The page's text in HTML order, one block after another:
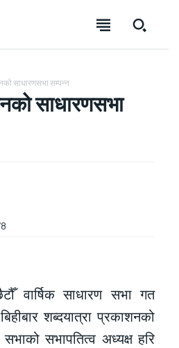
साधारणसभा सम्पन्न
साधारणसभा
वार्षिक साधारण सभा गत
शब्दयात्रा प्रकाशनको
सभापतित्व अध्यक्ष हरि